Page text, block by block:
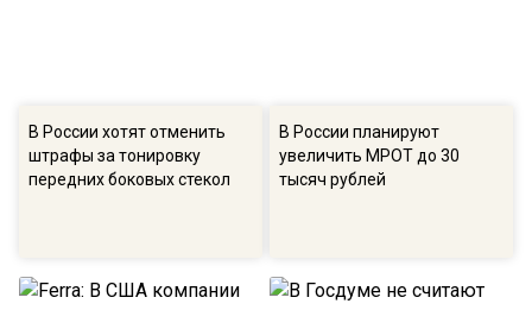
В России хотят отменить
штрафы за тонировку
передних боковых стекол
В России планируют
увеличить МРОТ до 30
тысяч рублей